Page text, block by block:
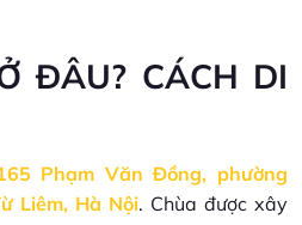
ĐÂU? CÁCH DI
Phạm Văn Đồng, phường
Liêm, Hà Nội. Chùa được xây